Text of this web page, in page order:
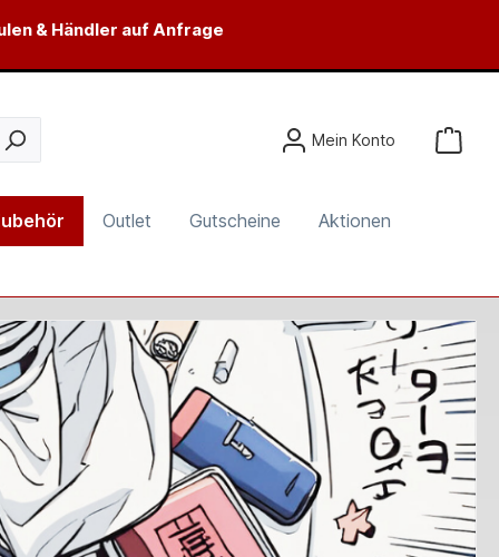
& Händler auf Anfrage
Mein Konto
Outlet Gutscheine Aktionen